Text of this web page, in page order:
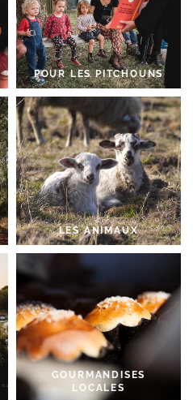
POUR LES PITCHOUNS
LES ANIMAUX
GOURMANDISES
LOCALES